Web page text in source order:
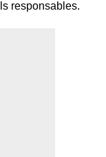
responsables.